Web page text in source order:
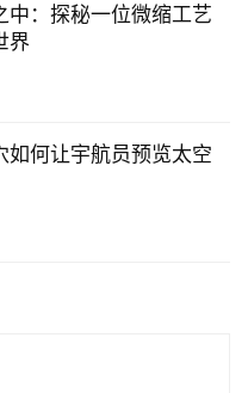
中：探秘一位微缩工艺
界
如何让宇航员预览太空